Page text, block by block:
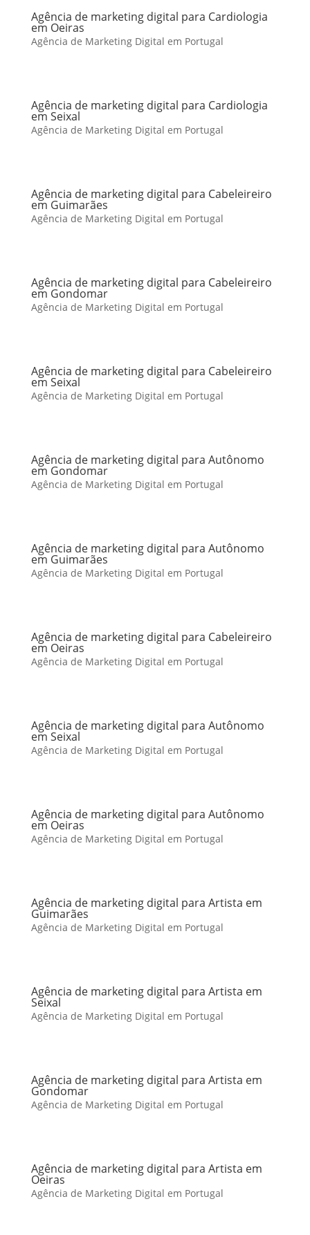
Agência de marketing digital para Cardiologia
em Oeiras
Agência de Marketing Digital em Portugal
Agência de marketing digital para Cardiologia
em Seixal
Agência de Marketing Digital em Portugal
Agência de marketing digital para Cabeleireiro
em Guimarães
Agência de Marketing Digital em Portugal
Agência de marketing digital para Cabeleireiro
em Gondomar
Agência de Marketing Digital em Portugal
Agência de marketing digital para Cabeleireiro
em Seixal
Agência de Marketing Digital em Portugal
Agência de marketing digital para Autônomo
em Gondomar
Agência de Marketing Digital em Portugal
Agência de marketing digital para Autônomo
em Guimarães
Agência de Marketing Digital em Portugal
Agência de marketing digital para Cabeleireiro
em Oeiras
Agência de Marketing Digital em Portugal
Agência de marketing digital para Autônomo
em Seixal
Agência de Marketing Digital em Portugal
Agência de marketing digital para Autônomo
em Oeiras
Agência de Marketing Digital em Portugal
Agência de marketing digital para Artista em
Guimarães
Agência de Marketing Digital em Portugal
Agência de marketing digital para Artista em
Seixal
Agência de Marketing Digital em Portugal
Agência de marketing digital para Artista em
Gondomar
Agência de Marketing Digital em Portugal
Agência de marketing digital para Artista em
Oeiras
Agência de Marketing Digital em Portugal